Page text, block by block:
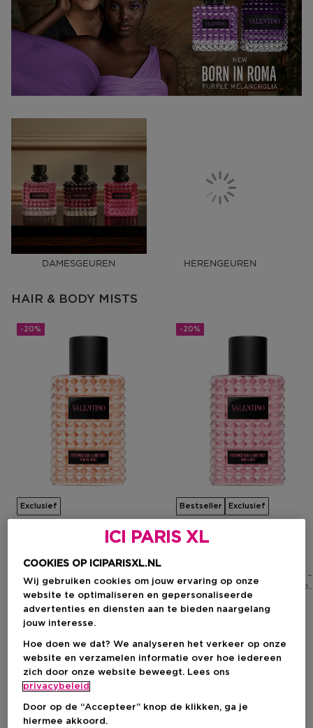
DAMESGEUREN HERENGEUREN
HAIR & BODY MISTS
-20%
Exclusief
Born In Roma
Mist – Bloemig Amber Parfum
Voor Dames
Kortingsprijs
€ 39,20
Productprijs
€ 49,00
-20%
Bestseller Exclusief
VALENTINO
Vanilla Bliss Hair & Body Mist –
Amber Gourmand Parfum
Dames
Productprijs
€ 49,00
5
ICONISCHE PRODUCTEN
ICI PARIS XL
COOKIES OP ICIPARISXL.NL
Wij gebruiken cookies om jouw ervaring op onze
website te optimaliseren en gepersonaliseerde
advertenties en diensten aan te bieden naargelang
jouw interesse.
Hoe doen we dat? We analyseren het verkeer op onze
website en verzamelen informatie over hoe iedereen
zich door onze website beweegt. Lees ons
privacybeleid
Door op de “Accepteer” knop de klikken, ga je
hiermee akkoord.